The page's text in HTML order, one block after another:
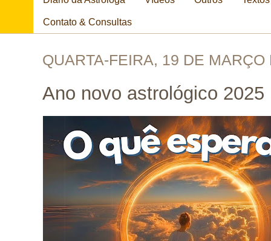
Contato & Consultas
QUARTA-FEIRA, 19 DE MARÇO
Ano novo astrológico 2025